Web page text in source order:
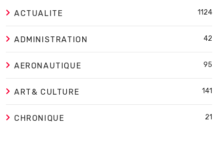
ACTUALITE 1124
ADMINISTRATION 42
AERONAUTIQUE 95
ART& CULTURE 141
CHRONIQUE 21